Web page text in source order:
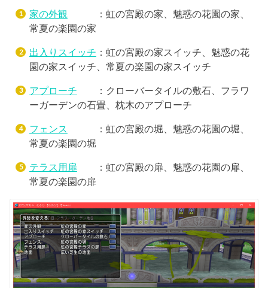
家の外観：虹の宮殿の家、魅惑の花園の家、
常夏の楽園の家
出入りスイッチ ：虹の宮殿の家スイッチ、魅惑の花
園の家スイッチ、常夏の楽園の家スイッチ
アプローチ ：クローバータイルの敷石、フラワ
ーガーデンの石畳、枕木のアプローチ
フェンス
：虹の宮殿の堀、魅惑の花園の堀、
常夏の楽園の堀
テラス用扉：虹の宮殿の扉、魅惑の花園の扉、
常夏の楽園の扉